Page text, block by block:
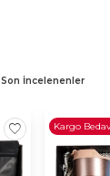
Son İncelenenler
Kargo